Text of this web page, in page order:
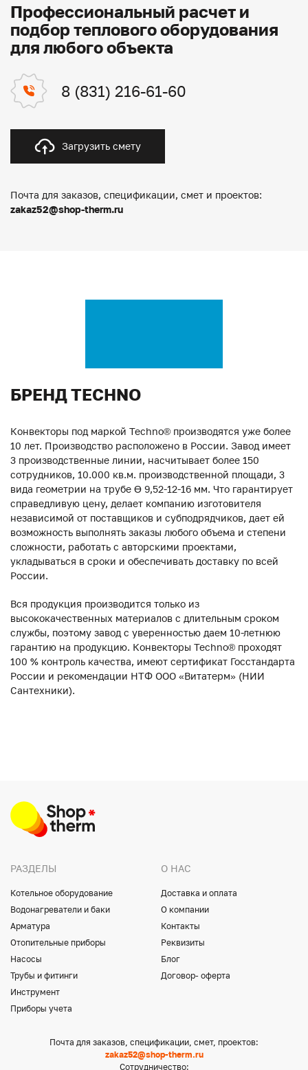
Профессиональный расчет и
подбор теплового оборудования
для любого объекта
8 (831) 216-61-60
Загрузить смету
Почта для заказов, спецификации, смет и проектов:
zakaz52@shop-therm.ru
БРЕНД TECHNO
Конвекторы под маркой Techno® производятся уже более
10 лет. Производство расположено в России. Завод имеет
3 производственные линии, насчитывает более 150
сотрудников, 10.000 кв.м. производственной площади, 3
вида геометрии на трубе ϴ 9,52-12-16 мм. Что гарантирует
справедливую цену, делает компанию изготовителя
независимой от поставщиков и субподрядчиков, дает ей
возможность выполнять заказы любого объема и степени
сложности, работать с авторскими проектами,
укладываться в сроки и обеспечивать доставку по всей
России.
Вся продукция производится только из
высококачественных материалов с длительным сроком
службы, поэтому завод с уверенностью даем 10-летнюю
гарантию на продукцию. Конвекторы Techno® проходят
100 % контроль качества, имеют сертификат Госстандарта
России и рекомендации НТФ ООО «Витатерм» (НИИ
Сантехники).
РАЗДЕЛЫ
Котельное оборудование
Водонагреватели и баки
Арматура
Отопительные приборы
Насосы
Трубы и фитинги
Инструмент
Приборы учета
О НАС
Доставка и оплата
О компании
Контакты
Реквизиты
Блог
Договор- оферта
Почта для заказов, спецификации, смет, проектов:
zakaz52@shop-therm.ru
Сотрудничество: